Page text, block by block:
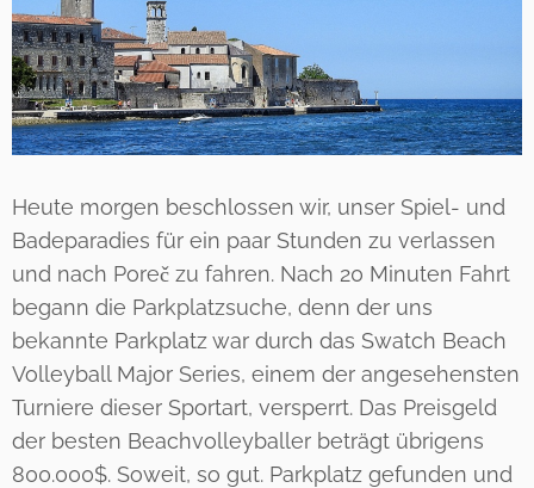
Heute morgen beschlossen wir, unser Spiel- und
Badeparadies für ein paar Stunden zu verlassen
und nach Poreč zu fahren. Nach 20 Minuten Fahrt
begann die Parkplatzsuche, denn der uns
bekannte Parkplatz war durch das Swatch Beach
Volleyball Major Series, einem der angesehensten
Turniere dieser Sportart, versperrt. Das Preisgeld
der besten Beachvolleyballer beträgt übrigens
800.000$. Soweit, so gut. Parkplatz gefunden und